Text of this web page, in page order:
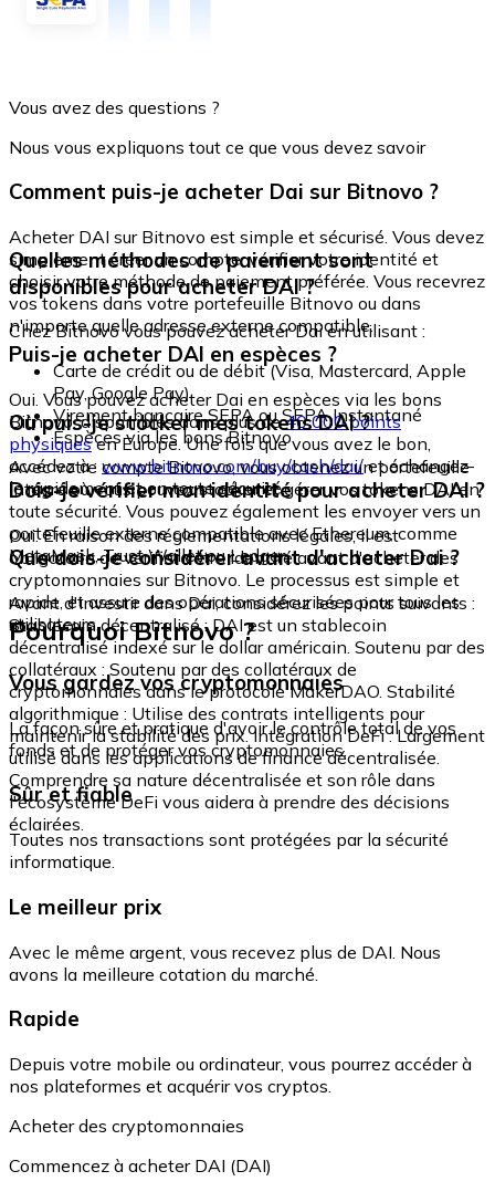
Vous avez des questions ?
Nous vous expliquons tout ce que vous devez savoir
Comment puis-je acheter Dai sur Bitnovo ?
Acheter DAI sur Bitnovo est simple et sécurisé. Vous devez
simplement créer un compte, vérifier votre identité et
choisir votre méthode de paiement préférée. Vous recevrez
vos tokens dans votre portefeuille Bitnovo ou dans
n'importe quelle adresse externe compatible.
Quelles méthodes de paiement sont
disponibles pour acheter DAI ?
Chez Bitnovo vous pouvez acheter Dai en utilisant :
Carte de crédit ou de débit (Visa, Mastercard, Apple
Pay, Google Pay)
Virement bancaire SEPA ou SEPA Instantané
Espèces via les bons Bitnovo
Puis-je acheter DAI en espèces ?
Oui. Vous pouvez acheter Dai en espèces via les bons
Bitnovo, disponibles dans plus de40 000 points
physiquesen Europe. Une fois que vous avez le bon,
accédez à : www.bitnovo.com/buy/cash/dai/et échangez-
le rapidement et en toute sécurité.
Où puis-je stocker mes tokens DAI ?
Avec votre compte Bitnovo, vous obtenez un portefeuille
intégré où vous pouvez stocker et gérer vos tokens DAI en
toute sécurité. Vous pouvez également les envoyer vers un
portefeuille externe compatible avec Ethereum, comme
MetaMask, Trust Wallet ou Ledger.
Dois-je vérifier mon identité pour acheter DAI ?
Oui. En raison des réglementations légales, il est
obligatoire de vérifier votre identité avant d'acheter des
cryptomonnaies sur Bitnovo. Le processus est simple et
rapide, et assure des opérations sécurisées pour tous les
utilisateurs.
Que dois-je considérer avant d'acheter Dai ?
Avant d'investir dans Dai, considérez les points suivants :
Stablecoin décentralisé : DAI est un stablecoin
décentralisé indexé sur le dollar américain. Soutenu par des
collatéraux : Soutenu par des collatéraux de
cryptomonnaies dans le protocole MakerDAO. Stabilité
algorithmique : Utilise des contrats intelligents pour
maintenir la stabilité des prix. Intégration DeFi : Largement
utilisé dans les applications de finance décentralisée.
Comprendre sa nature décentralisée et son rôle dans
l'écosystème DeFi vous aidera à prendre des décisions
éclairées.
Pourquoi Bitnovo ?
Vous gardez vos cryptomonnaies
La façon sûre et pratique d'avoir le contrôle total de vos
fonds et de protéger vos cryptomonnaies.
Sûr et fiable
Toutes nos transactions sont protégées par la sécurité
informatique.
Le meilleur prix
Avec le même argent, vous recevez plus de DAI. Nous
avons la meilleure cotation du marché.
Rapide
Depuis votre mobile ou ordinateur, vous pourrez accéder à
nos plateformes et acquérir vos cryptos.
Acheter des cryptomonnaies
Commencez à acheter DAI (DAI)